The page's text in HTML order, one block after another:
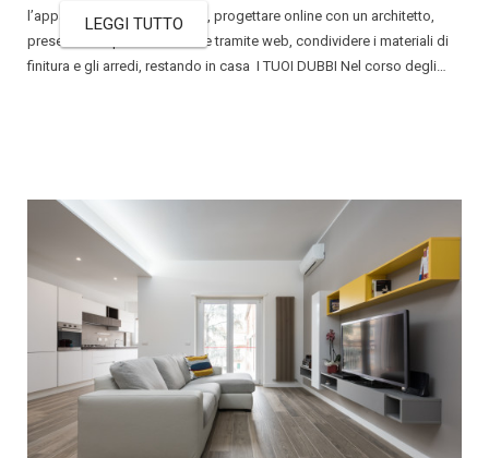
l’appartamento con il tutorial, progettare online con un architetto,
presentare le pratiche edilizie tramite web, condividere i materiali di
finitura e gli arredi, restando in casa I TUOI DUBBI Nel corso degli…
LEGGI TUTTO